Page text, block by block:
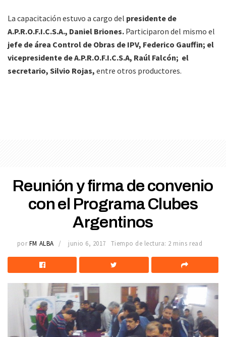
La capacitación estuvo a cargo del presidente de
A.P.R.O.F.I.C.S.A., Daniel Briones. Participaron del mismo el
jefe de área Control de Obras de IPV, Federico Gauffin; el
vicepresidente de A.P.R.O.F.I.C.S.A, Raúl Falcón; el
secretario, Silvio Rojas, entre otros productores.
Reunión y firma de convenio
con el Programa Clubes
Argentinos
por FM ALBA junio 6, 2017 Tiempo de lectura: 2 mins read